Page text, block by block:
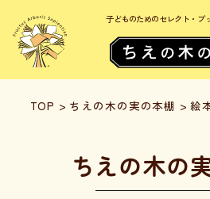
子どものためのセレクト・ブ
TOP > ちえの木の実の本棚 > 絵
ちえの木の